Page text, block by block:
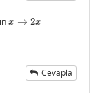
x → 2x
x→2x
Cevapla